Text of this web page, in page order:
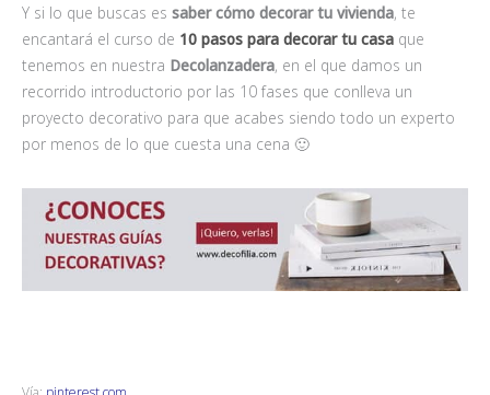
Y si lo que buscas es saber cómo decorar tu vivienda, te
encantará el curso de 10 pasos para decorar tu casa que
tenemos en nuestra Decolanzadera, en el que damos un
recorrido introductorio por las 10 fases que conlleva un
proyecto decorativo para que acabes siendo todo un experto
por menos de lo que cuesta una cena 🙂